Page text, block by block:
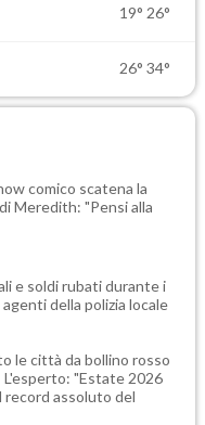
19° 26°
26° 34°
comico scatena la
Meredith: "Pensi alla
e soldi rubati durante i
della polizia locale
le città da bollino rosso
L'esperto: "Estate 2026
record assoluto del